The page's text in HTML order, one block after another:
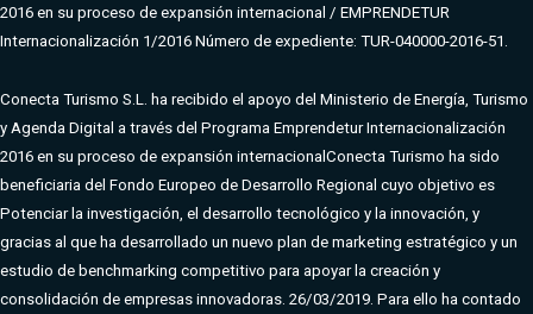
2016 en su proceso de expansión internacional / EMPRENDETUR
Internacionalización 1/2016 Número de expediente: TUR-040000-2016-51.
Conecta Turismo S.L. ha recibido el apoyo del Ministerio de Energía, Turismo
y Agenda Digital a través del Programa Emprendetur Internacionalización
2016 en su proceso de expansión internacional Conecta Turismo ha sido
beneficiaria del Fondo Europeo de Desarrollo Regional cuyo objetivo es
Potenciar la investigación, el desarrollo tecnológico y la innovación, y
gracias al que ha desarrollado un nuevo plan de marketing estratégico y un
estudio de benchmarking competitivo para apoyar la creación y
consolidación de empresas innovadoras. 26/03/2019. Para ello ha contado